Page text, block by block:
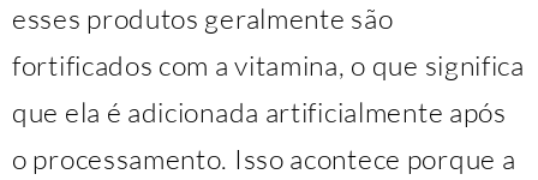
esses produtos geralmente são
fortificados com a vitamina, o que significa
que ela é adicionada artificialmente após
o processamento. Isso acontece porque a